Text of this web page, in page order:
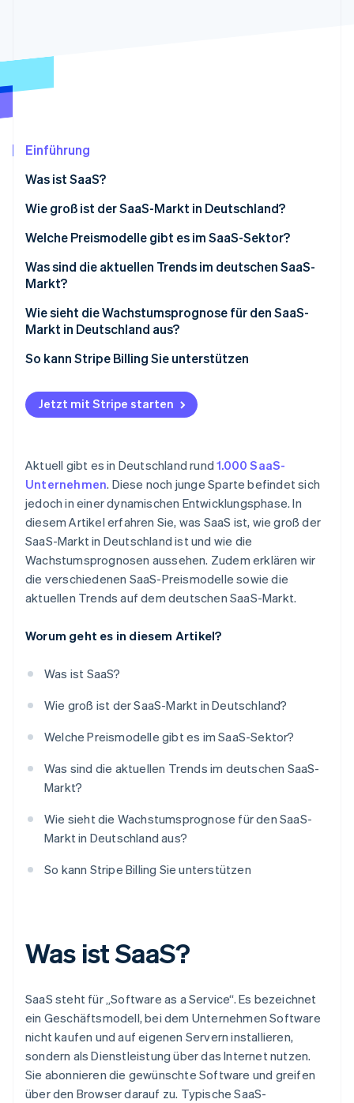
Stripe-Sessions 2026
Jetzt ansehen
Einführung
Was ist SaaS?
Wie groß ist der SaaS-Markt in Deutschland?
Welche Preismodelle gibt es im SaaS-Sektor?
Preis pro Nutzer/in
Nutzungsbasierte Preise
Flatrate
Individuelle Preisgestaltung
Was sind die aktuellen Trends im deutschen SaaS-
Markt?
KI-Integration wird zum Standard
No-Code und Low-Code
Internationalisierung und Konsolidierung
Wie sieht die Wachstumsprognose für den SaaS-
Markt in Deutschland aus?
So kann Stripe Billing Sie unterstützen
Jetzt mit Stripe starten
Aktuell gibt es in Deutschland rund1.000 SaaS-
Unternehmen. Diese noch junge Sparte befindet sich
jedoch in einer dynamischen Entwicklungsphase. In
diesem Artikel erfahren Sie, was SaaS ist, wie groß der
SaaS-Markt in Deutschland ist und wie die
Wachstumsprognosen aussehen. Zudem erklären wir
die verschiedenen SaaS-Preismodelle sowie die
aktuellen Trends auf dem deutschen SaaS-Markt.
Worum geht es in diesem Artikel?
Was ist SaaS?
Wie groß ist der SaaS-Markt in Deutschland?
Welche Preismodelle gibt es im SaaS-Sektor?
Was sind die aktuellen Trends im deutschen SaaS-
Markt?
Wie sieht die Wachstumsprognose für den SaaS-
Markt in Deutschland aus?
So kann Stripe Billing Sie unterstützen
Was ist SaaS?
SaaS steht für „Software as a Service“. Es bezeichnet
ein Geschäftsmodell, bei dem Unternehmen Software
nicht kaufen und auf eigenen Servern installieren,
sondern als Dienstleistung über das Internet nutzen.
Sie abonnieren die gewünschte Software und greifen
über den Browser darauf zu. Typische SaaS-